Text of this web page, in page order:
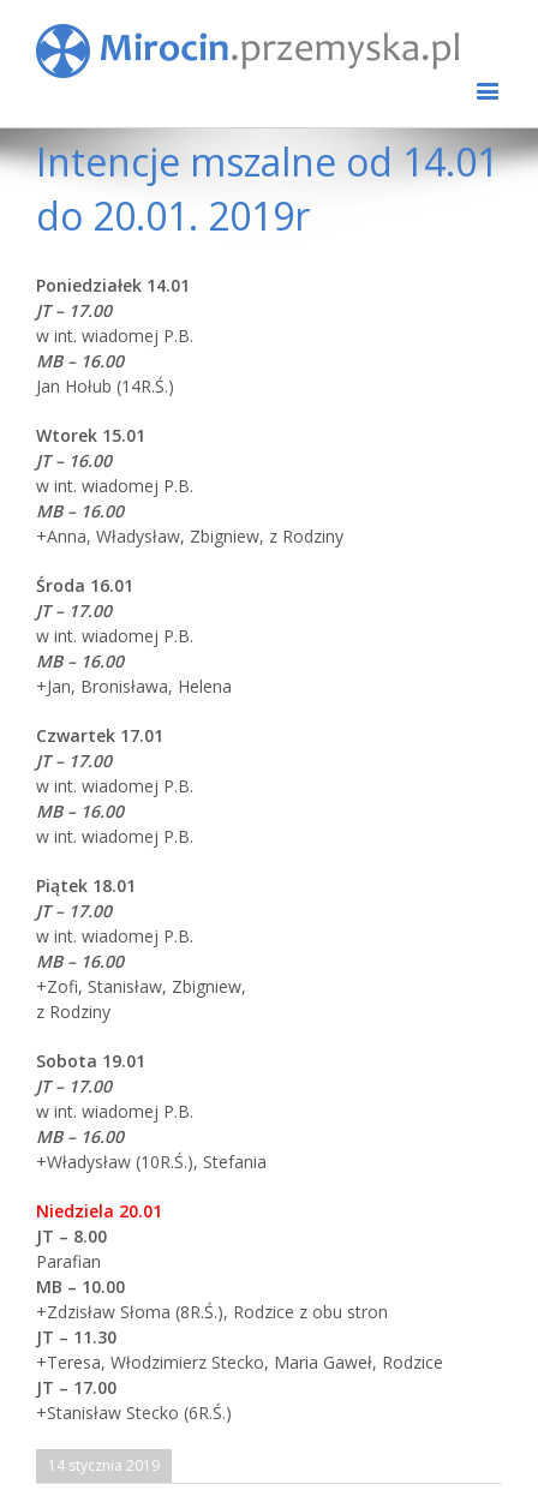
Intencje mszalne od 14.01
do 20.01. 2019r
Poniedziałek 14.01
JT – 17.00
w int. wiadomej P.B.
MB – 16.00
Jan Hołub (14R.Ś.)
Wtorek 15.01
JT – 16.00
w int. wiadomej P.B.
MB – 16.00
+Anna, Władysław, Zbigniew, z Rodziny
Środa 16.01
JT – 17.00
w int. wiadomej P.B.
MB – 16.00
+Jan, Bronisława, Helena
Czwartek 17.01
JT – 17.00
w int. wiadomej P.B.
MB – 16.00
w int. wiadomej P.B.
Piątek 18.01
JT – 17.00
w int. wiadomej P.B.
MB – 16.00
+Zofi, Stanisław, Zbigniew,
z Rodziny
Sobota 19.01
JT – 17.00
w int. wiadomej P.B.
MB – 16.00
+Władysław (10R.Ś.), Stefania
Niedziela 20.01
JT – 8.00
Parafian
MB – 10.00
+Zdzisław Słoma (8R.Ś.), Rodzice z obu stron
JT – 11.30
+Teresa, Włodzimierz Stecko, Maria Gaweł, Rodzice
JT – 17.00
+Stanisław Stecko (6R.Ś.)
14 stycznia 2019